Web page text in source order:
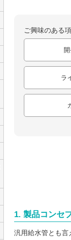
ご興味のある
ラ
1. 製品コンセ
汎用給水管とも言